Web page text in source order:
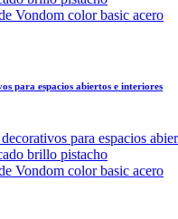
para espacios abiertos e interiores